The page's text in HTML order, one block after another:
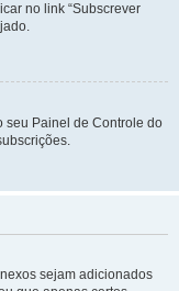
no link “Subscrever
seu Painel de Controle do
sejam adicionados